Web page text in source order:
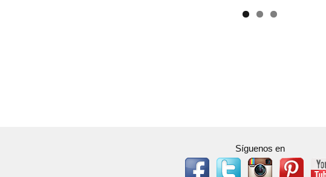
Síguenos en